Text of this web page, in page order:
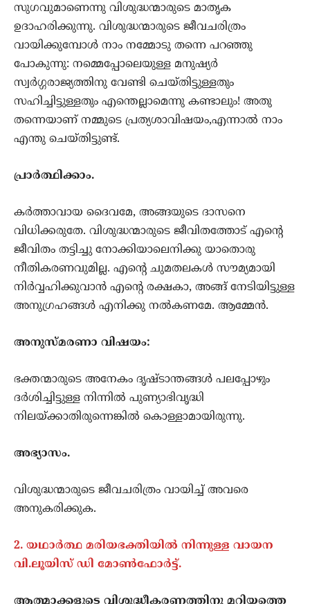
സുഗവുമാണെന്നു വിശുദ്ധന്മാരുടെ മാതൃക
ഉദാഹരിക്കുന്നു. വിശുദ്ധന്മാരുടെ ജീവചരിത്രം
വായിക്കുമ്പോൾ നാം നമ്മോടു തന്നെ പറഞ്ഞു
പോകുന്നു: നമ്മെപ്പോലെയുള്ള മനുഷ്യർ
സ്വർഗ്ഗരാജ്യത്തിനു വേണ്ടി ചെയ്തിട്ടുള്ളതും
സഹിച്ചിട്ടുള്ളതും എന്തെല്ലാമെന്നു കണ്ടാലും! അതു
തന്നെയാണ് നമ്മുടെ പ്രത്യശാവിഷയം,എന്നാൽ നാം
എന്തു ചെയ്തിട്ടുണ്ട്.
പ്രാർത്ഥിക്കാം.
കർത്താവായ ദൈവമേ, അങ്ങയുടെ ദാസനെ
വിധിക്കരുതേ. വിശുദ്ധന്മാരുടെ ജീവിതത്തോട് എന്റെ
ജീവിതം തട്ടിച്ചു നോക്കിയാലെനിക്കു യാതൊരു
നീതികരണവുമില്ല. എന്റെ ചുമതലകൾ സൗമ്യമായി
നിർവ്വഹിക്കുവാൻ എന്റെ രക്ഷകാ, അങ്ങ് നേടിയിട്ടുള്ള
അനുഗ്രഹങ്ങൾ എനിക്കു നൽകണമേ. ആമ്മേൻ.
അനുസ്മരണാ വിഷയം:
ഭക്തന്മാരുടെ അനേകം ദൃഷ്ടാന്തങ്ങൾ പലപ്പോഴും
ദർശിച്ചിട്ടുള്ള നിന്നിൽ പുണ്യാഭിവൃദ്ധി
നിലയ്ക്കാതിരുന്നെങ്കിൽ കൊള്ളാമായിരുന്നു.
അഭ്യാസം.
വിശുദ്ധന്മാരുടെ ജീവചരിത്രം വായിച്ച് അവരെ
അനുകരിക്കുക.
2. യഥാര്‍ത്ഥ മരിയഭക്തിയിൽ നിന്നുള്ള വായന
വി.ലൂയിസ് ഡി മോൺഫോര്‍ട്ട്.
ആത്മാക്കളുടെ വിശുദ്ധീകരണത്തിനു മറിയത്തെ